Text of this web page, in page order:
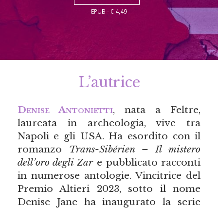
EPUB - € 4,49
L’autrice
Denise Antonietti, nata a Feltre,
laureata in archeologia, vive tra
Napoli e gli USA. Ha esordito con il
romanzo Trans-Sibérien – Il mistero
dell’oro degli Zare pubblicato racconti
in numerose antologie. Vincitrice del
Premio Altieri 2023, sotto il nome
Denise Jane ha inaugurato la serie